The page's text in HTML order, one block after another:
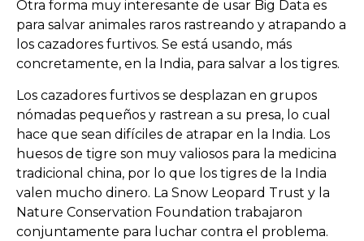
Otra forma muy interesante de usar Big Data es
para salvar animales raros rastreando y atrapando a
los cazadores furtivos. Se está usando, más
concretamente, en la India, para salvar a los tigres.
Los cazadores furtivos se desplazan en grupos
nómadas pequeños y rastrean a su presa, lo cual
hace que sean difíciles de atrapar en la India. Los
huesos de tigre son muy valiosos para la medicina
tradicional china, por lo que los tigres de la India
valen mucho dinero. La Snow Leopard Trust y la
Nature Conservation Foundation trabajaron
conjuntamente para luchar contra el problema.